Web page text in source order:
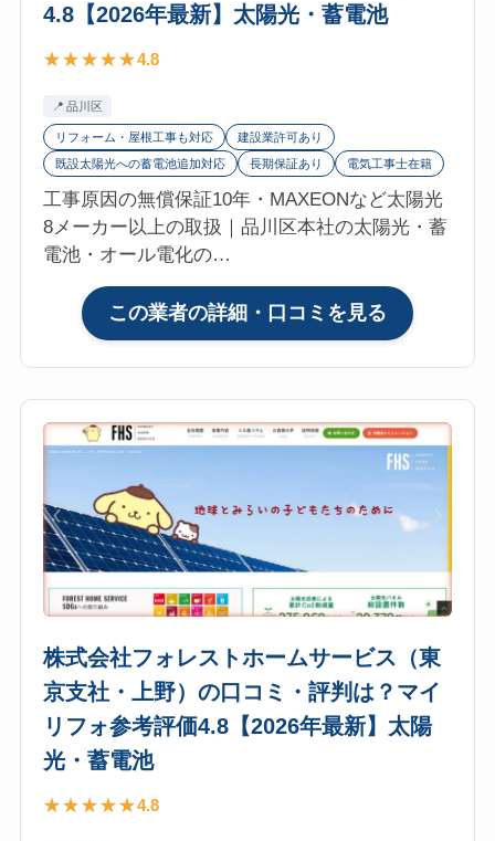
式
港
区）
の
口
ミ・
判
は？
マ
イ
リ
ォ
考
評
価
4.9【2026
年
最
新】
4.8【2026年最新】太陽光・蓄電池
4.8
品川区
リフォーム・屋根工事も対応
建設業許可あり
既設太陽光への蓄電池追加対応
長期保証あり 電気工事士在籍
工事原因の無償保証10年・MAXEONなど太陽光
8メーカー以上の取扱｜品川区本社の太陽光・蓄
電池・オール電化の…
この業者の詳細・口コミを見る
ソ
ー
エ
ネ
株
式
会
社
品
川
区）
の
口
コ
株式会社フォレストホームサービス（東
京支社・上野）の口コミ・評判は？マイ
リフォ参考評価4.8【2026年最新】太陽
光・蓄電池
4.8